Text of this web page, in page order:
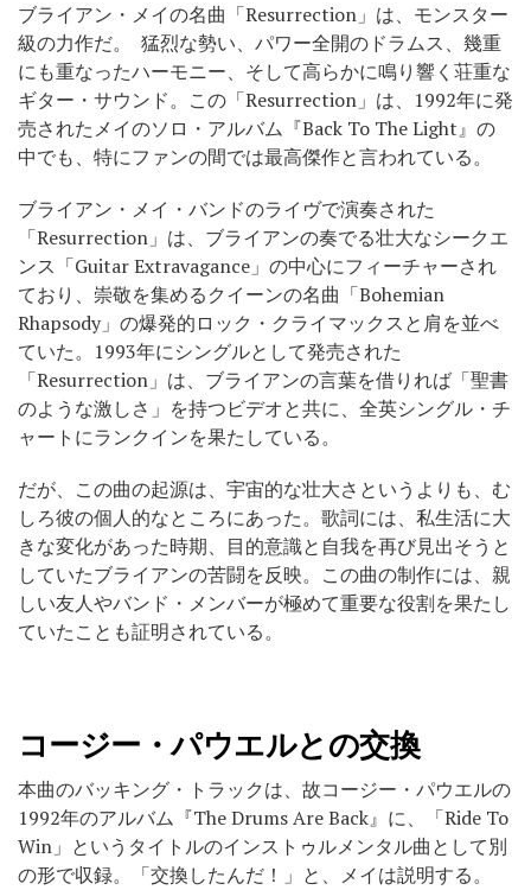
ブライアン・メイの名曲「Resurrection」は、モンスター
級の力作だ。 猛烈な勢い、パワー全開のドラムス、幾重
にも重なったハーモニー、そして高らかに鳴り響く荘重な
ギター・サウンド。この「Resurrection」は、1992年に発
売されたメイのソロ・アルバム『Back To The Light』の
中でも、特にファンの間では最高傑作と言われている。
ブライアン・メイ・バンドのライヴで演奏された
「Resurrection」は、ブライアンの奏でる壮大なシークエ
ンス「Guitar Extravagance」の中心にフィーチャーされ
ており、崇敬を集めるクイーンの名曲「Bohemian
Rhapsody」の爆発的ロック・クライマックスと肩を並べ
ていた。1993年にシングルとして発売された
「Resurrection」は、ブライアンの言葉を借りれば「聖書
のような激しさ」を持つビデオと共に、全英シングル・チ
ャートにランクインを果たしている。
だが、この曲の起源は、宇宙的な壮大さというよりも、む
しろ彼の個人的なところにあった。歌詞には、私生活に大
きな変化があった時期、目的意識と自我を再び見出そうと
していたブライアンの苦闘を反映。この曲の制作には、親
しい友人やバンド・メンバーが極めて重要な役割を果たし
ていたことも証明されている。
コージー・パウエルとの交換
本曲のバッキング・トラックは、故コージー・パウエルの
1992年のアルバム『The Drums Are Back』に、「Ride To
Win」というタイトルのインストゥルメンタル曲として別
の形で収録。「交換したんだ！」と、メイは説明する。